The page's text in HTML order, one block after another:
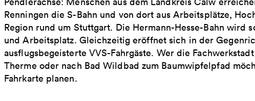
Renningen die S-Bahn und von dort aus Arbeitsplätze,
Region rund um Stuttgart. Die Hermann-Hesse-Bahn wird
und Arbeitsplatz. Gleichzeitig eröffnet sich in der
ausflugsbegeisterte VVS-Fahrgäste. Wer die
Therme oder nach Bad Wildbad zum Baumwipfelpfad
Fahrkarte planen.